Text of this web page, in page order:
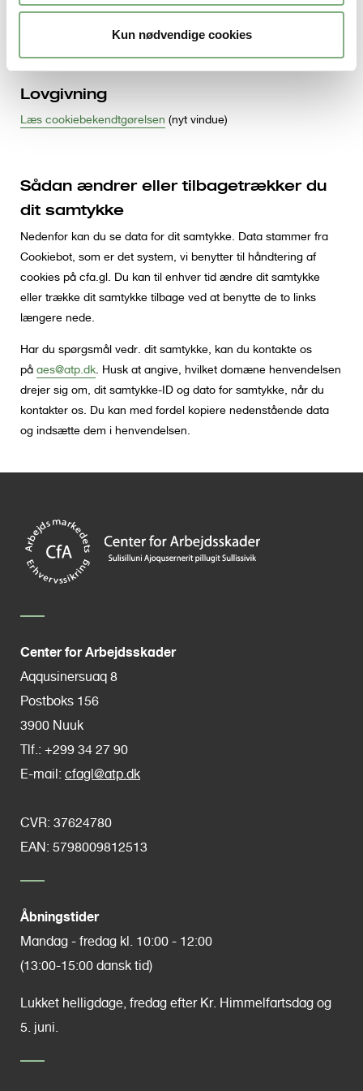
Kun nødvendige cookies
hvilken browser du bruger.
Lovgivning
Læs cookiebekendtgørelsen (nyt vindue)
Sådan ændrer eller tilbagetrækker du
dit samtykke
Nedenfor kan du se data for dit samtykke. Data stammer fra
Cookiebot, som er det system, vi benytter til håndtering af
cookies på cfa.gl. Du kan til enhver tid ændre dit samtykke
eller trække dit samtykke tilbage ved at benytte de to links
længere nede.
Har du spørgsmål vedr. dit samtykke, kan du kontakte os
på aes@atp.dk . Husk at angive, hvilket domæne henvendelsen
drejer sig om, dit samtykke-ID og dato for samtykke, når du
kontakter os. Du kan med fordel kopiere nedenstående data
og indsætte dem i henvendelsen.
Center for Arbejdsskader
Aqqusinersuaq 8
Postboks 156
3900 Nuuk
Tlf.: +299 34 27 90
E-mail: cfagl@atp.dk
CVR: 37624780
EAN: 5798009812513
Åbningstider
Mandag - fredag kl. 10:00 - 12:00
(13:00-15:00 dansk tid)
Lukket helligdage, fredag efter Kr. Himmelfartsdag og
5. juni.